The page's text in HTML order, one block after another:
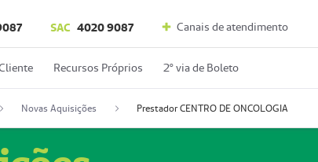
SAC 4020 9087 Canais de atendimento
Recursos Próprios 2º via de Boleto
Novas Aquisições Prestador CENTRO DE ONCOLOGIA